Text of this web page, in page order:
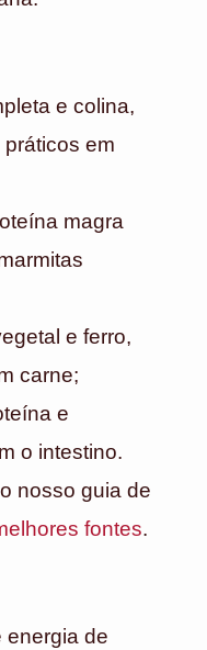
e colina,
em
magra
e ferro,
carne;
e
o intestino.
nosso guia de
fontes.
de